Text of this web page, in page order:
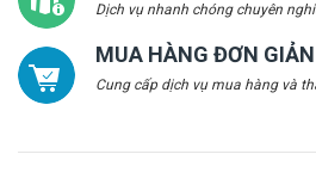
Dịch vụ nhanh chóng chuyên
MUA HÀNG ĐƠN
Cung cấp dịch vụ mua hàng và